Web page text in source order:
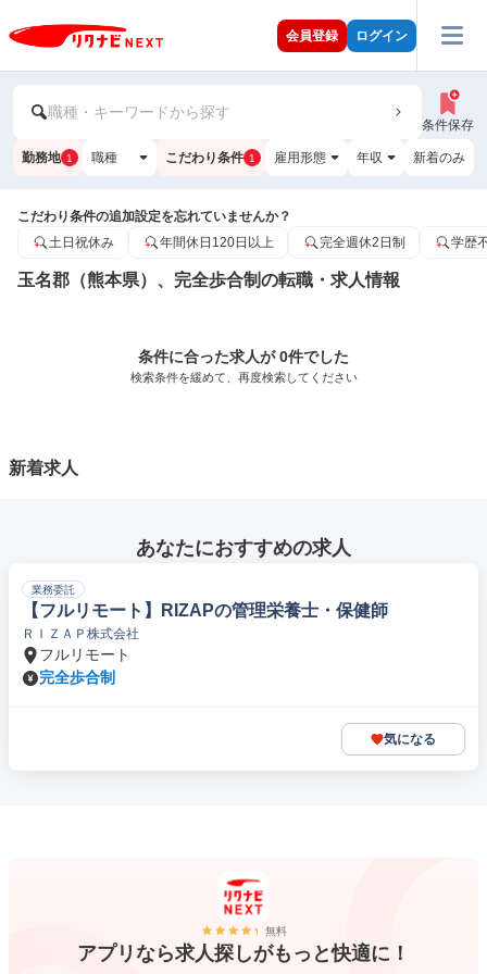
会員登録 ログイン
職種・キーワードから探す
条件保存
勤務地 1 職種 こだわり条件 1 雇用形態 年収 新着のみ
こだわり条件の追加設定を忘れていませんか？
土日祝休み
年間休日120日以上 完全週休2日制 学歴
玉名郡（熊本県）、完全歩合制の転職・求人情報
条件に合った求人が 0件でした
検索条件を緩めて、再度検索してください
新着求人
あなたにおすすめの求人
業務委託
【フルリモート】RIZAPの管理栄養士・保健師
ＲＩＺＡＰ株式会社
フルリモート
完全歩合制
気になる
無料
アプリなら求人探しがもっと快適に！